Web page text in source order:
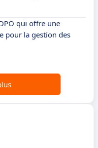
qui offre une
pour la gestion des